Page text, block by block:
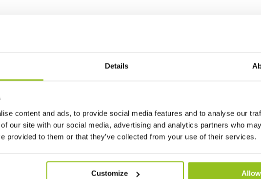
Details
content and ads, to provide social media features and to analyse our
our site with our social media, advertising and analytics partners who
provided to them or that they’ve collected from your use of their services.
Customize